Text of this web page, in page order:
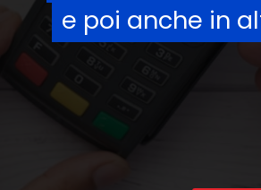
e poi anche in
e poi anche in